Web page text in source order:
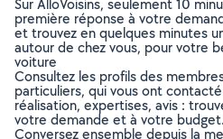
Sur AlloVoisins, seulement 10
première réponse à votre
et trouvez en quelques minutes
autour de chez vous, pour votre
voiture
Consultez les profils des
particuliers, qui vous ont
réalisation, expertises, avis :
votre demande et à votre budget.
Conversez ensemble depuis la